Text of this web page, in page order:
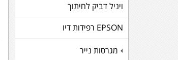
ויניל דביק לחיתוך
EPSON רפידות דיו
+
מגרסות נייר